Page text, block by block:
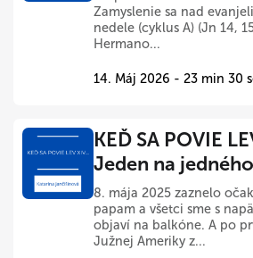
Zamyslenie sa nad
nedele (cyklus A) (Jn 14,
Hermano...
14. Máj 2026 - 23 min 30
KEĎ SA POVIE
Jeden na jedného
8. mája 2025 zaznelo
papam a všetci sme s
objaví na balkóne. A po
Južnej Ameriky z...